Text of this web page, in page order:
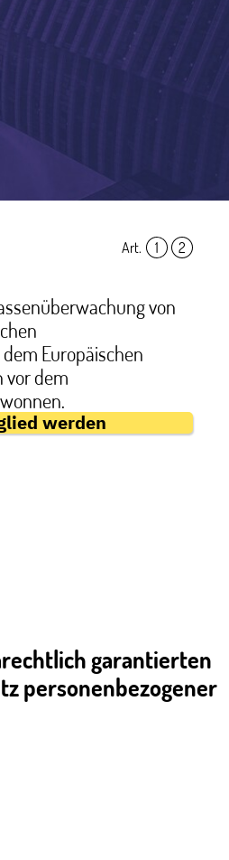
Art. 1 2
von
Europäischen
vor dem
werden
garantierten
personenbezogener